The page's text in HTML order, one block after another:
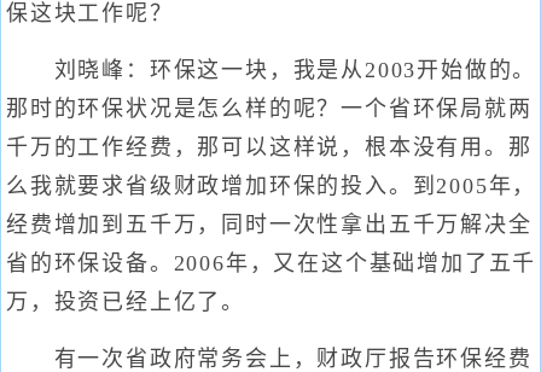
保这块工作呢？
刘晓峰：环保这一块，我是从2003开始做的。
那时的环保状况是怎么样的呢？一个省环保局就两
千万的工作经费，那可以这样说，根本没有用。那
么我就要求省级财政增加环保的投入。到2005年，
经费增加到五千万，同时一次性拿出五千万解决全
省的环保设备。2006年，又在这个基础增加了五千
万，投资已经上亿了。
有一次省政府常务会上，财政厅报告环保经费